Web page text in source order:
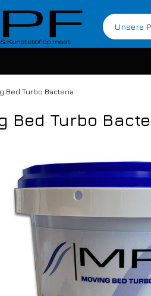
Unsere
Bed Turbo Bacteria
Bed Turbo